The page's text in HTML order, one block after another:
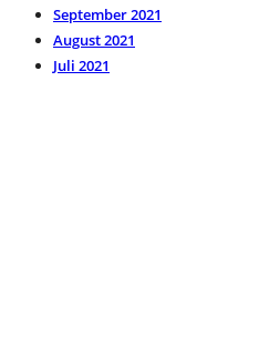
September 2021
August 2021
Juli 2021